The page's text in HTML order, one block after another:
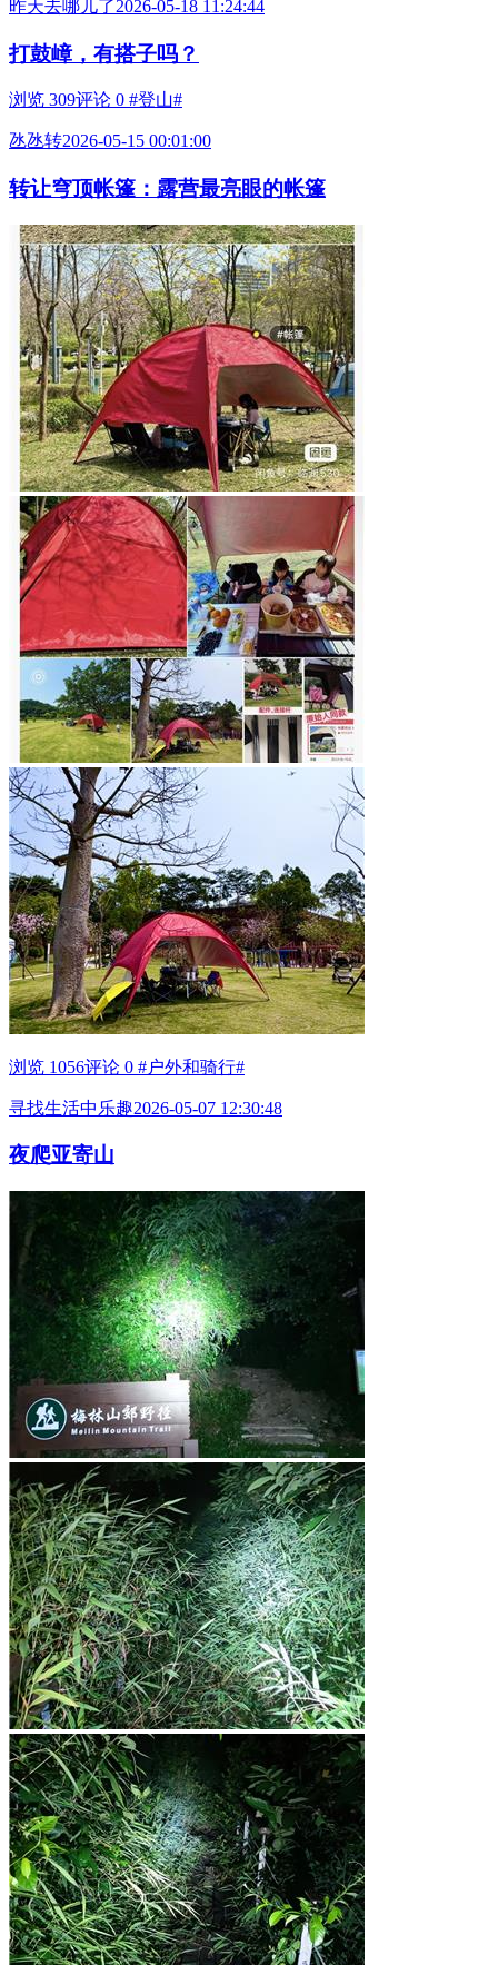
昨天去哪儿了2026-05-18 11:24:44
打鼓嶂，有搭子吗？
浏览 309评论 0 #登山#
氹氹转2026-05-15 00:01:00
转让穹顶帐篷：露营最亮眼的帐篷
浏览 1056评论 0 #户外和骑行#
寻找生活中乐趣2026-05-07 12:30:48
夜爬亚寄山